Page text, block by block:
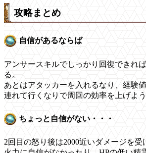
攻略まとめ
自信があるならば
アンサースキルでしっかり回復できれ
る。
あとはアタッカーを入れるなり、経験
連れて行くなりで周回の効率を上げよう
ちょっと自信がない・・・
2回目の怒り後は2000近いダメージを受